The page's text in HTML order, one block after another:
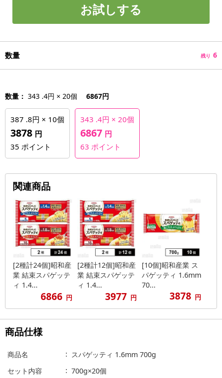
お試しする
数量 残り 6
数量： 343 .4円 × 20個 6867円
387 .8円 × 10個
3878 円
35 ポイント
343 .4円 × 20個
6867 円
63 ポイント
関連商品
[2種計24個]昭和産
業 結束スパゲッテ
ィ 1.4...
6866 円
[2種計12個]昭和産
業 結束スパゲッテ
ィ 1.4...
3977 円
[10個]昭和産業 ス
パゲッティ 1.6mm
70...
3878 円
商品仕様
商品名
スパゲッティ 1.6mm 700g
セット内容
700g×20個